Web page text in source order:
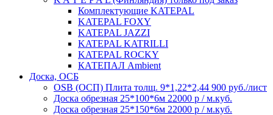
Комплектующие KATEPAL
KATEPAL FOXY
KATEPAL JAZZI
KATEPAL KATRILLI
KATEPAL ROCKY
КАТЕПАЛ Ambient
Доска, ОСБ
OSB (ОСП) Плита толщ. 9*1,22*2,44 900 руб./лист
Доска обрезная 25*100*6м 22000 р / м.куб.
Доска обрезная 25*150*6м 22000 р / м.куб.